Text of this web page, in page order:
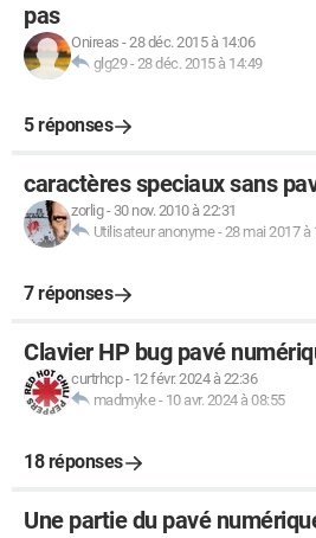
pas
Onireas -28 déc. 2015 à 14:06
glg29-28 déc. 2015 à 14:49
5 réponses
caractères speciaux sans
zorlig- 30 nov. 2010 à 22:31
Utilisateur anonyme-28 mai 2017 à
7 réponses
Clavier HP bug pavé
curtrhcp- 12 févr. 2024 à 22:36
madmyke- 10 avr. 2024 à 08:55
18 réponses
Une partie du pavé